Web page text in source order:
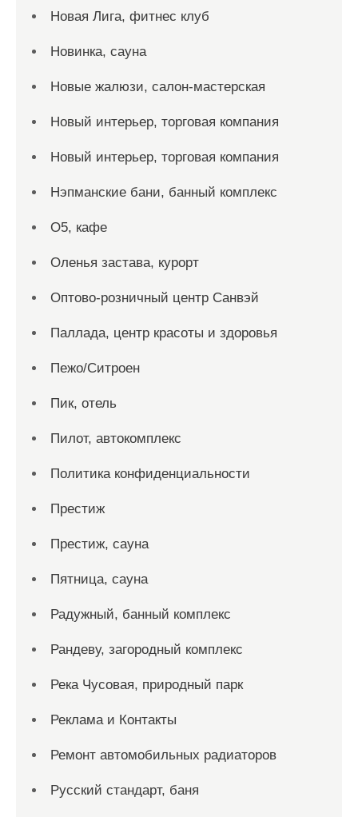
Новая Лига, фитнес клуб
Новинка, сауна
Новые жалюзи, салон-мастерская
Новый интерьер, торговая компания
Новый интерьер, торговая компания
Нэпманские бани, банный комплекс
О5, кафе
Оленья застава, курорт
Оптово-розничный центр Санвэй
Паллада, центр красоты и здоровья
Пежо/Ситроен
Пик, отель
Пилот, автокомплекс
Политика конфиденциальности
Престиж
Престиж, сауна
Пятница, сауна
Радужный, банный комплекс
Рандеву, загородный комплекс
Река Чусовая, природный парк
Реклама и Контакты
Ремонт автомобильных радиаторов
Русский стандарт, баня